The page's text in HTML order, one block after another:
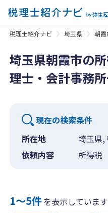
税理士紹介ナビ 埼玉県 朝霞
埼玉県朝霞市の
理士・会計事務
現在の検索条件
所在地
埼玉県,
依頼内容
所得税
1〜5件を表示しています